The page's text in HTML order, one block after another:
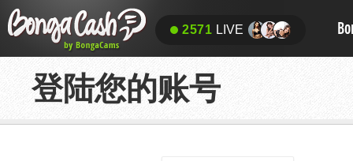
2571 LIVE
登陆您的账号